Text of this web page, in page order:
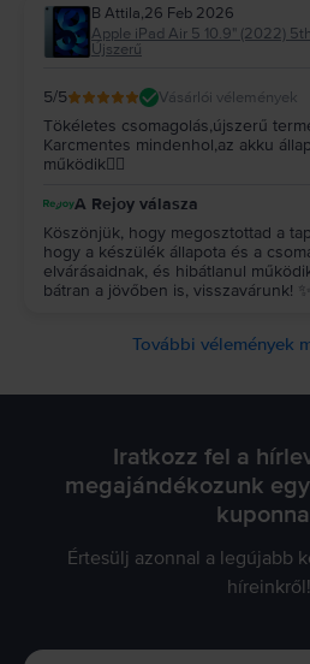
B Attila,26 Feb 2026
Apple iPad Air 5 10.9" (2022)
Újszerű
5/5 Vásárlói vélemények
Tökéletes csomagolás,újszerű
Karcmentes mindenhol,az akku
működik👍🏻
A Rejoy válasza
Köszönjük, hogy megosztottad a
hogy a készülék állapota és a
elvárásaidnak, és hibátlanul
bátran a jövőben is, visszavárunk! ✨
További vélemények
Iratkozz fel a
megajándékozunk
Értesülj azonnal a legújabb
híreinkről!